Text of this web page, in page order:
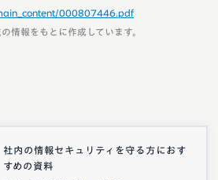
000807446.pdf
報をもとに作成しています。
社内の情報セキュリティを守る方におす
すめの資料